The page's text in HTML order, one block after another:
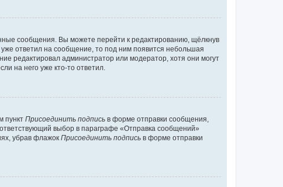
сообщения. Вы можете перейти к редактированию, щёлкнув
ответил на сообщение, то под ним появится небольшая
редактировал администратор или модератор, хотя они могут
на него уже кто-то ответил.
пункт Присоединить подпись в форме отправки сообщения,
выбор в параграфе «Отправка сообщений»
убрав флажок Присоединить подпись в форме отправки